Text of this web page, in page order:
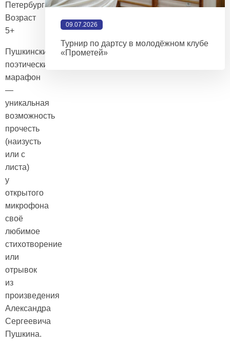
Петербурга.
Возраст
5+
Пушкинский
поэтический
марафон
—
уникальная
возможность
прочесть
(наизусть
или с
листа)
у
открытого
микрофона
своё
любимое
стихотворение
или
отрывок
из
произведения
Александра
Сергеевича
Пушкина.
09.07.2026
Турнир по дартсу в молодёжном клубе
«Прометей»